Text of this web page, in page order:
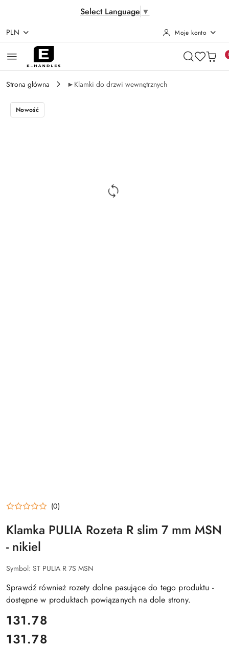
Select Language ▼
Przejdź do treści głównej
Przejdź do wyszukiwarki
Przejdź do moje konto
Przejdź do menu głównego
Przejdź do opisu produktu
Przejdź do stopki
PLN Moje konto
Strona główna ►Klamki do drzwi wewnętrznych
Nowość
(0)
Klamka PULIA Rozeta R slim 7 mm MSN
- nikiel
Symbol: ST PULIA R 7S MSN
Sprawdź również rozety dolne pasujące do tego produktu -
dostępne w produktach powiązanych na dole strony.
cena:
131.78
Cena:
131.78